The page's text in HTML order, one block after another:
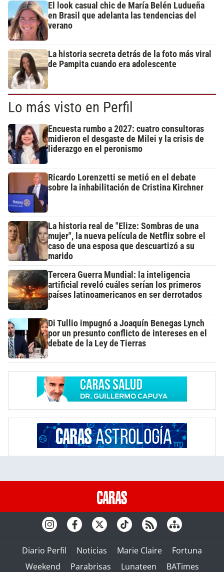
El look casual chic de María Belén Ludueña
en Brasil que adelanta las tendencias del
verano
La historia secreta detrás de la foto más viral
de Pampita cuando era adolescente
Lo más visto en Perfil
Encuesta rumbo a 2027: cuatro consultoras
midieron el desgaste de Milei y la crisis de
liderazgo en el peronismo
Ricardo Lorenzetti se metió en el debate
sobre la inhabilitación de Cristina Kirchner
La historia real de "Elize: Sombras de una
mujer", la nueva película de Netflix sobre el
caso de una esposa que descuartizó a su
marido
Tercera Guerra Mundial: la inteligencia
artificial reveló cuáles serían los primeros
países latinoamericanos en ser derrotados
Di Tullio impugnó a Joaquín Benegas Lynch
por un presunto conflicto de intereses en el
debate de la Ley de Tierras
Diario Perfil Noticias Marie Claire
Fortuna
Weekend
Parabrisas Lunateen BATimes